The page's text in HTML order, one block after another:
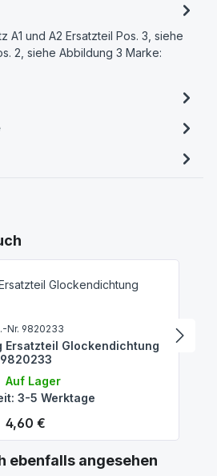
A1 und A2 Ersatzteil Pos. 3, siehe
2, siehe Abbildung 3 Marke:
Nr. 9820233
Ersatzteil Glockendichtung
9820233
Auf Lager
3-5 Werktage
Regulärer Preis:
4,60 €
ebenfalls angesehen